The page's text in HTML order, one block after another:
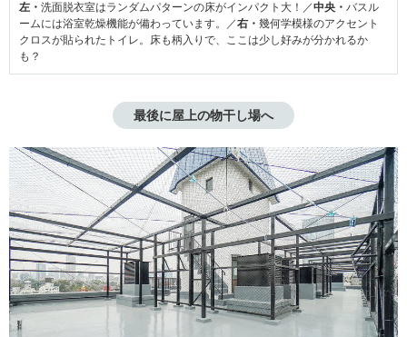
左・ 洗面脱衣室はランダムパターンの床がインパクト大！／中央・ バスル
ームには浴室乾燥機能が備わっています。／右・ 幾何学模様のアクセント
クロスが貼られたトイレ。床も柄入りで、ここは少し好みが分かれるか
も？
最後に屋上の物干し場へ